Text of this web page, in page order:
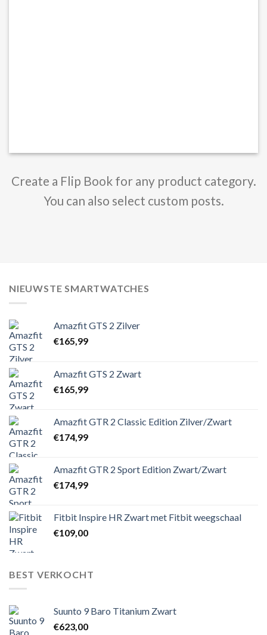
Create a Flip Book for any product category.
You can also select custom posts.
NIEUWSTE SMARTWATCHES
Amazfit GTS 2 Zilver
€165,99
Amazfit GTS 2 Zwart
€165,99
Amazfit GTR 2 Classic Edition Zilver/Zwart
€174,99
Amazfit GTR 2 Sport Edition Zwart/Zwart
€174,99
Fitbit Inspire HR Zwart met Fitbit weegschaal
€109,00
BEST VERKOCHT
Suunto 9 Baro Titanium Zwart
€623,00